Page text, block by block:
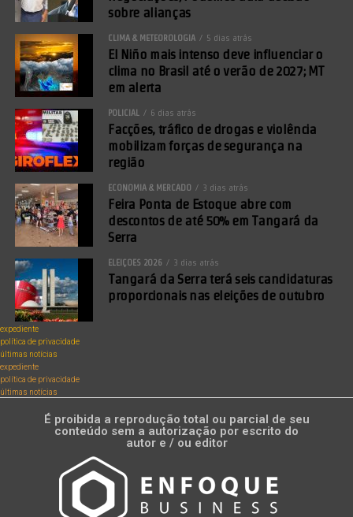
sobre alianças
CLIMA & METEOROLOGIA 5 dias atrás
El Niño mais intenso deve influenciar o
clima no Brasil até o verão de 2027; MT
em alerta
POLICIAL 6 dias atrás
Facções, tráfico de drogas e violência
mobilizam forças de segurança na
região
ECONOMIA & MERCADO 3 dias atrás
Feira Ponta de Estoque abre com
descontos de até 50% em Tangará da
Serra
ELEIÇÕES 2026 3 dias atrás
Tangará da Serra terá seis candidaturas
proporcionais nas eleições de outubro
expediente
política de privacidade
últimas notícias
expediente
política de privacidade
últimas notícias
É proibida a reprodução total ou parcial de seu
conteúdo sem a autorização por escrito do
autor e / ou editor